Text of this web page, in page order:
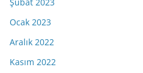
Ocak 2023
Aralık 2022
Kasım 2022